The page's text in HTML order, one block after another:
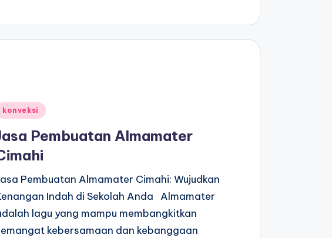
konveksi
Pembuatan Almamater
Pembuatan Almamater Cimahi: Wujudkan
Indah di Sekolah Anda Almamater
lagu yang mampu membangkitkan
kebersamaan dan kebanggaan